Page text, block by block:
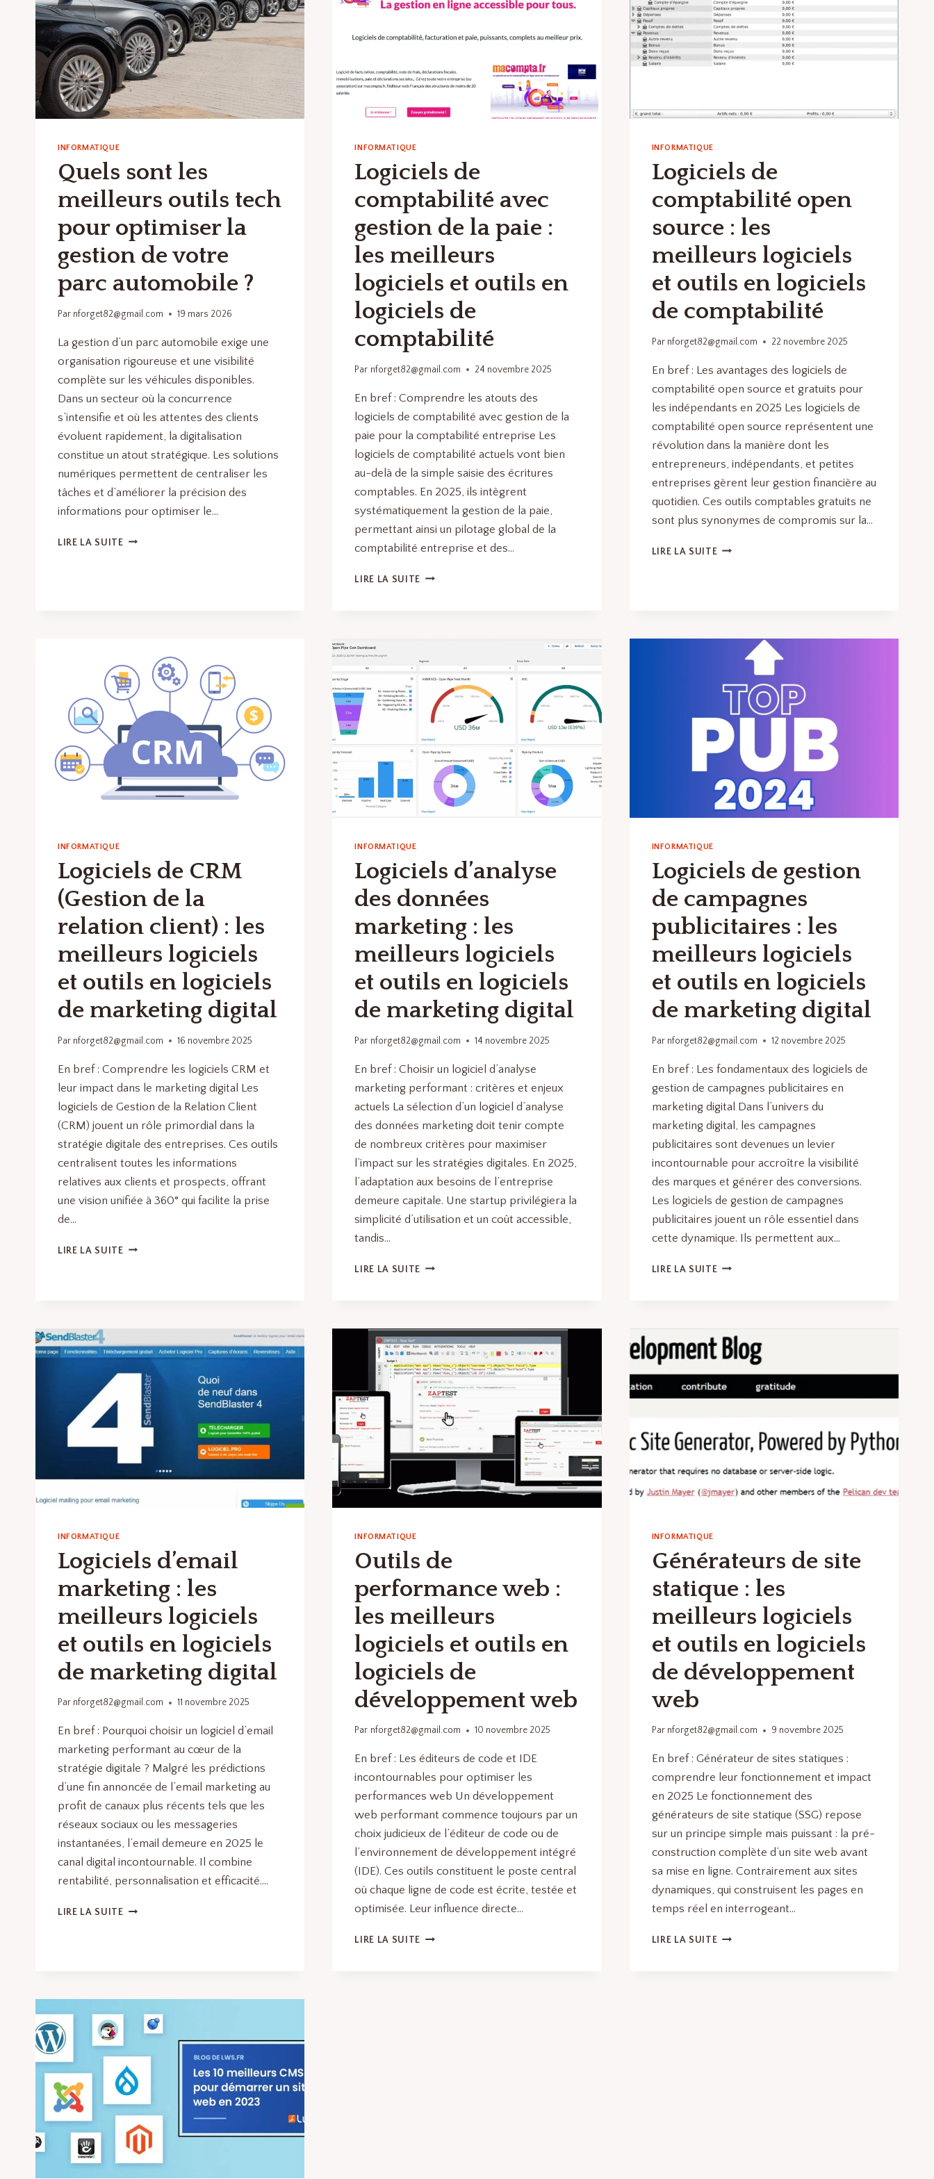
INFORMATIQUE
Quels sont les
meilleurs outils tech
pour optimiser la
gestion de votre
parc automobile ?
Par nforget82@gmail.com 19 mars 2026
La gestion d’un parc automobile exige une
organisation rigoureuse et une visibilité
complète sur les véhicules disponibles.
Dans un secteur où la concurrence
s’intensifie et où les attentes des clients
évoluent rapidement, la digitalisation
constitue un atout stratégique. Les solutions
numériques permettent de centraliser les
tâches et d’améliorer la précision des
informations pour optimiser le…
LIRE LA SUITEQUELS
GESTION
DE
VOTRE
PARC
AUTOMOBILE
?
INFORMATIQUE
Logiciels de
comptabilité avec
gestion de la paie :
les meilleurs
logiciels et outils en
logiciels de
comptabilité
Par nforget82@gmail.com 24 novembre 2025
En bref : Comprendre les atouts des
logiciels de comptabilité avec gestion de la
paie pour la comptabilité entreprise Les
logiciels de comptabilité actuels vont bien
au-delà de la simple saisie des écritures
comptables. En 2025, ils intègrent
systématiquement la gestion de la paie,
permettant ainsi un pilotage global de la
comptabilité entreprise et des…
LIRE LA SUITE LOGICIELS
LA
PAIE
LES
MEILLEURS
LOGICIELS
ET
OUTILS
LOGICIELS
DE
INFORMATIQUE
Logiciels de
comptabilité open
source : les
meilleurs logiciels
et outils en logiciels
de comptabilité
Par nforget82@gmail.com 22 novembre 2025
En bref : Les avantages des logiciels de
comptabilité open source et gratuits pour
les indépendants en 2025 Les logiciels de
comptabilité open source représentent une
révolution dans la manière dont les
entrepreneurs, indépendants, et petites
entreprises gèrent leur gestion financière au
quotidien. Ces outils comptables gratuits ne
sont plus synonymes de compromis sur la…
LIRE LA SUITELOGICIELS
MEILLEURS
OUTILS
LOGICIELS
DE
COMPTABILITÉ
INFORMATIQUE
Logiciels de CRM
(Gestion de la
relation client) : les
meilleurs logiciels
et outils en logiciels
de marketing digital
Par nforget82@gmail.com 16 novembre 2025
En bref : Comprendre les logiciels CRM et
leur impact dans le marketing digital Les
logiciels de Gestion de la Relation Client
(CRM) jouent un rôle primordial dans la
stratégie digitale des entreprises. Ces outils
centralisent toutes les informations
relatives aux clients et prospects, offrant
une vision unifiée à 360° qui facilite la prise
de…
LIRE LA SUITELOGICIELS
CLIENT)
MEILLEURS
LOGICIELS
LOGICIELS
DE
MARKETING
INFORMATIQUE
Logiciels d’analyse
des données
marketing : les
meilleurs logiciels
et outils en logiciels
de marketing digital
Par nforget82@gmail.com 14 novembre 2025
En bref : Choisir un logiciel d’analyse
marketing performant : critères et enjeux
actuels La sélection d’un logiciel d’analyse
des données marketing doit tenir compte
de nombreux critères pour maximiser
l’impact sur les stratégies digitales. En 2025,
l’adaptation aux besoins de l’entreprise
demeure capitale. Une startup privilégiera la
simplicité d’utilisation et un coût accessible,
tandis…
LIRE LA SUITE LOGICIELS
:
LES
MEILLEURS
LOGICIELS
ET
OUTILS
EN
LOGICIELS
DE
MARKETING
DIGITAL
INFORMATIQUE
Logiciels de gestion
de campagnes
publicitaires : les
meilleurs logiciels
et outils en logiciels
de marketing digital
Par nforget82@gmail.com 12 novembre 2025
En bref : Les fondamentaux des logiciels de
gestion de campagnes publicitaires en
marketing digital Dans l’univers du
marketing digital, les campagnes
publicitaires sont devenues un levier
incontournable pour accroître la visibilité
des marques et générer des conversions.
Les logiciels de gestion de campagnes
publicitaires jouent un rôle essentiel dans
cette dynamique. Ils permettent aux…
LIRE LA SUITELOGICIELS
PUBLICITAIRES
:
MEILLEURS
LOGICIELS
EN
LOGICIELS
DE
DIGITAL
INFORMATIQUE
Logiciels d’email
marketing : les
meilleurs logiciels
et outils en logiciels
de marketing digital
Par nforget82@gmail.com 11 novembre 2025
En bref : Pourquoi choisir un logiciel d’email
marketing performant au cœur de la
stratégie digitale ? Malgré les prédictions
d’une fin annoncée de l’email marketing au
profit de canaux plus récents tels que les
réseaux sociaux ou les messageries
instantanées, l’email demeure en 2025 le
canal digital incontournable. Il combine
rentabilité, personnalisation et efficacité….
LIRE LA SUITELOGICIELS
LOGICIELS
ET
OUTILS
LOGICIELS
DE
MARKETING
DIGITAL
INFORMATIQUE
Outils de
performance web :
les meilleurs
logiciels et outils en
logiciels de
développement web
Par nforget82@gmail.com 10 novembre 2025
En bref : Les éditeurs de code et IDE
incontournables pour optimiser les
performances web Un développement
web performant commence toujours par un
choix judicieux de l’éditeur de code ou de
l’environnement de développement intégré
(IDE). Ces outils constituent le poste central
où chaque ligne de code est écrite, testée et
optimisée. Leur influence directe…
LIRE LA SUITE OUTILS
INFORMATIQUE
Générateurs de site
statique : les
meilleurs logiciels
et outils en logiciels
de développement
web
Par nforget82@gmail.com 9 novembre 2025
En bref : Générateur de sites statiques :
comprendre leur fonctionnement et impact
en 2025 Le fonctionnement des
générateurs de site statique (SSG) repose
sur un principe simple mais puissant : la pré-
construction complète d’un site web avant
sa mise en ligne. Contrairement aux sites
dynamiques, qui construisent les pages en
temps réel en interrogeant…
LIRE LA SUITEGÉNÉRATEURS